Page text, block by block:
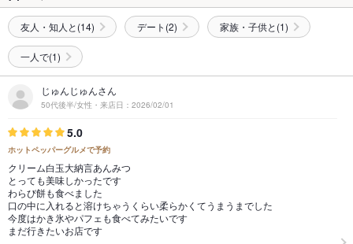
友人・知人と(14) デート(2) 家族・子供と(1)
一人で(1)
じゅんじゅんさん
50代後半/女性・来店日：2026/02/01
5.0
ホットペッパーグルメで予約
クリーム白玉大納言あんみつ
とっても美味しかったです
わらび餅も食べました
口の中に入れると溶けちゃうくらい柔らかくてうまうまでした
今度はかき氷やパフェも食べてみたいです
まだ行きたいお店です